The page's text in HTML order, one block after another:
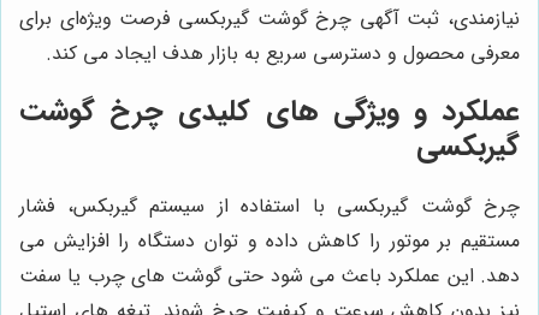
نیازمندی، ثبت آگهی چرخ گوشت گیربکسی فرصت ویژه‌ای برای
معرفی محصول و دسترسی سریع به بازار هدف ایجاد می کند.
عملکرد و ویژگی‌ های کلیدی چرخ گوشت
گیربکسی
چرخ گوشت گیربکسی با استفاده از سیستم گیربکس، فشار
مستقیم بر موتور را کاهش داده و توان دستگاه را افزایش می
دهد. این عملکرد باعث می شود حتی گوشت‌ های چرب یا سفت